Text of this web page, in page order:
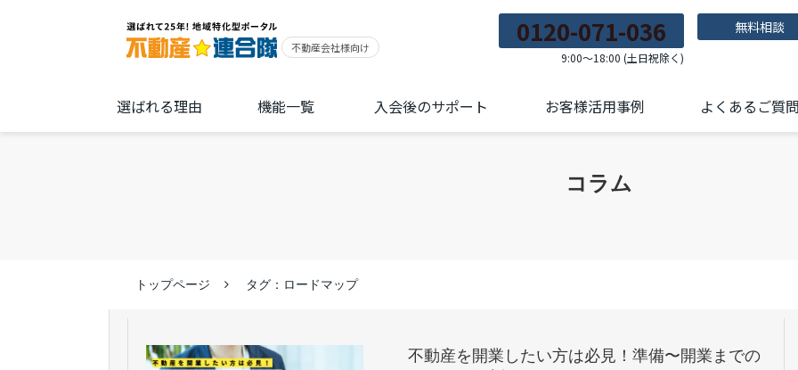
0120-071-036
9:00～18:00 (土日祝除く)
無料相談
選ばれる理由 機能一覧 入会後のサポート お客様活用事例 よくあるご質
コラム
トップページ タグ：ロードマップ
不動産を開業したい方は必見！準備〜開業までの